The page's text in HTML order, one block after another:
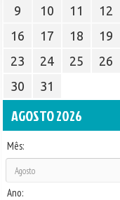
9
10 11 12
16
17 18 19
23
24 25 26
30
31
AGOSTO 2026
Mês:
Ano: